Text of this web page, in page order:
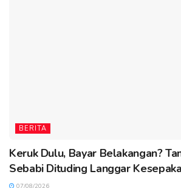
BERITA
Keruk Dulu, Bayar Belakangan?
Sebabi Dituding Langgar
07/08/2026